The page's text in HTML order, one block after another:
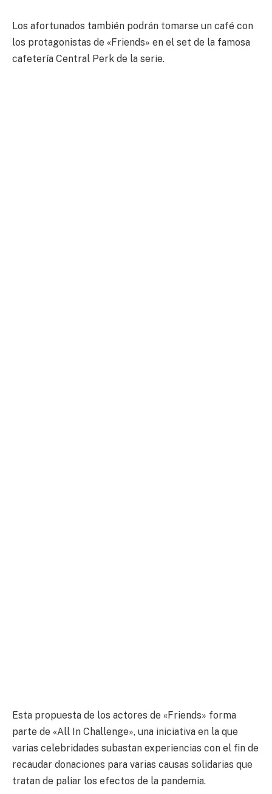
Los afortunados también podrán tomarse un café con
los protagonistas de «Friends» en el set de la famosa
cafetería Central Perk de la serie.
Esta propuesta de los actores de «Friends» forma
parte de «All In Challenge», una iniciativa en la que
varias celebridades subastan experiencias con el fin de
recaudar donaciones para varias causas solidarias que
tratan de paliar los efectos de la pandemia.